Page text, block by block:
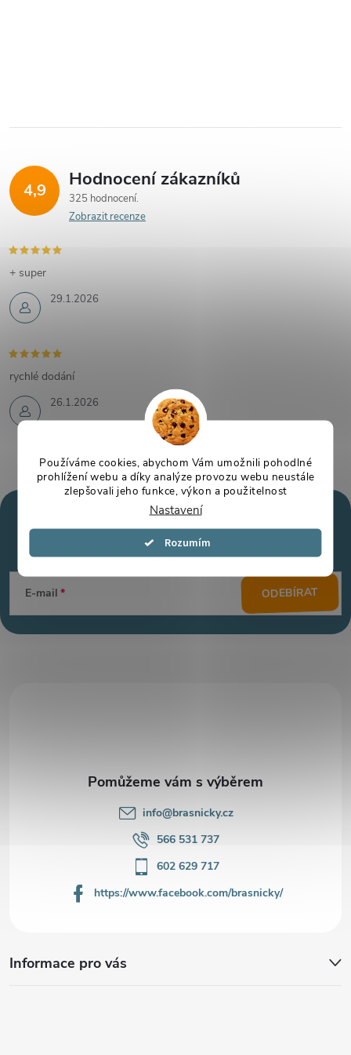
Používáme cookies, abychom Vám umožnili pohodlné
prohlížení webu a díky analýze provozu webu neustále
zlepšovali jeho funkce, výkon a použitelnost
Nastavení
Souhlasím
4,9 Hodnocení zákazníků
325 hodnocení
Zobrazit recenze
29.1.2026
+ super
26.1.2026
rychlé dodání
p
Mějte přehled o novinkách
a slevách
E-mail ODEBÍRAT
info@brasnicky.cz
566 531 737
602 629 717
https://www.facebook.com/brasnicky/
Informace pro vás